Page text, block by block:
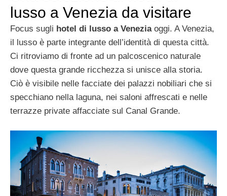
lusso a Venezia da visitare
Focus sugli hotel di lusso a Veneziaoggi. A Venezia,
il lusso è parte integrante dell’identità di questa città.
Ci ritroviamo di fronte ad un palcoscenico naturale
dove questa grande ricchezza si unisce alla storia.
Ciò è visibile nelle facciate dei palazzi nobiliari che si
specchiano nella laguna, nei saloni affrescati e nelle
terrazze private affacciate sul Canal Grande.